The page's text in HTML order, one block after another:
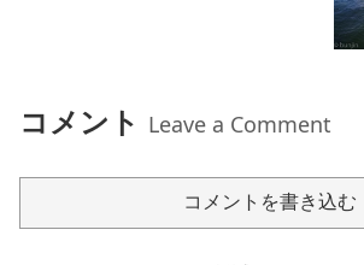
コメント Leave a Comment
コメントを書き込む